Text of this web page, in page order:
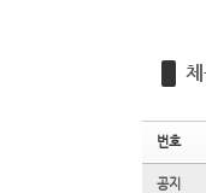
번호
공지